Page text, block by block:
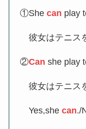
①Shecan play
彼女はテニス
②Can she play
彼女はテニス
Yes,shecan./